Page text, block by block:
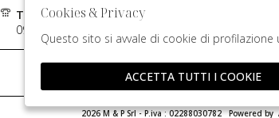
Telefono:
0984970429
2026 M & P Srl - P.iva : 02288030782 Powered by
🍪
Cookies & Privacy
Questo sito si avvale di cookie di
ACCETTA TUTTI I COOKIE